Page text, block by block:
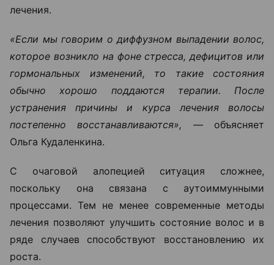
лечения.
«Если мы говорим о диффузном выпадении волос,
которое возникло на фоне стресса, дефицитов или
гормональных изменений, то такие состояния
обычно хорошо поддаются терапии. После
устранения причины и курса лечения волосы
постепенно восстанавливаются», —объясняет
Ольга Кудаленкина.
С очаговой алопецией ситуация сложнее,
поскольку она связана с аутоиммунными
процессами. Тем не менее современные методы
лечения позволяют улучшить состояние волос и в
ряде случаев способствуют восстановлению их
роста.